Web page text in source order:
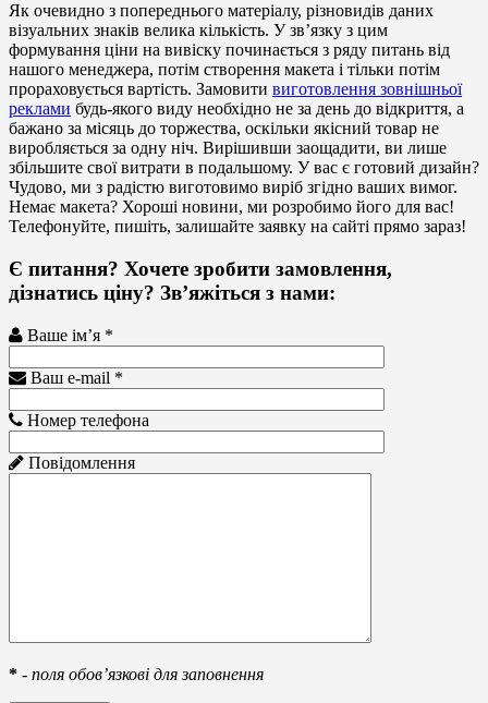
Як очевидно з попереднього матеріалу, різновидів даних
візуальних знаків велика кількість. У зв’язку з цим
формування ціни на вивіску починається з ряду питань від
нашого менеджера, потім створення макета і тільки потім
прораховується вартість. Замовити виготовлення зовнішньої
реклами будь-якого виду необхідно не за день до відкриття, а
бажано за місяць до торжества, оскільки якісний товар не
виробляється за одну ніч. Вирішивши заощадити, ви лише
збільшите свої витрати в подальшому. У вас є готовий дизайн?
Чудово, ми з радістю виготовимо виріб згідно ваших вимог.
Немає макета? Хороші новини, ми розробимо його для вас!
Телефонуйте, пишіть, залишайте заявку на сайті прямо зараз!
Є питання? Хочете зробити замовлення,
дізнатись ціну? Зв’яжіться з нами:
Ваше ім’я *
Ваш e-mail *
Номер телефона
Повідомлення
* - поля обов’язкові для заповнення